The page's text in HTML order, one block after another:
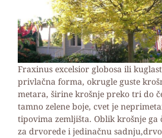
Fraxinus excelsior globosa ili
privlačna forma, okrugle guste
metara, širine krošnje preko tri do
tamno zelene boje, cvet je
tipovima zemljišta. Oblik krošnje ga
za drvorede i jedinačnu